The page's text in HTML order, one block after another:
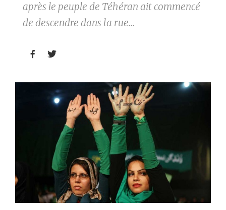
après le peuple de Téhéran ait commencé
de descendre dans la rue...
 